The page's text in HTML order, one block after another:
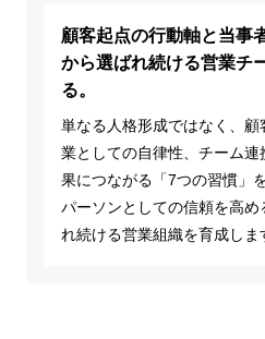
顧客起点の行動軸と当事
から選ばれ続ける営業チ
る。
単なる人格形成ではなく、
業としての自律性、チーム
果につながる「7つの習慣」
パーソンとしての信頼を高
れ続ける営業組織を育成しま